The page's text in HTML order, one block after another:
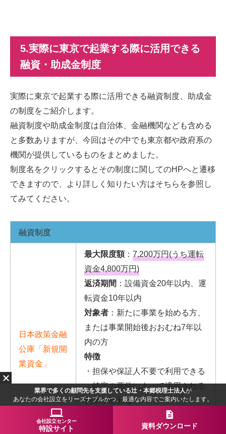
5.実際に東京で起業する際に活用できる
融資・助成金制度
実際に東京で起業する際に活用できる融資制度、助成金
の制度をご紹介します。
融資制度や助成金制度は自治体、金融機関なども含める
と多数ありますが、今回はその中でも東京都や政府系の
機関が提供しているものをまとめました。
制度名をクリックするとその制度に関してのHPへと遷移
できますので、より詳しく知りたい方はそちらを参照し
てみてください。
融資制度
日本政策金融
公庫「新規開
業資金」
最大限度額： 7,200万円(うち運転
資金4,800万円)
返済期間 ： 設備資金20年以内、運
転資金10年以内
対象者 ：新たに事業を始める方、
または事業開始後おおむね7年以
内の方
特徴
・ 担保や保証人不要で利用できる
・特定の要件によって適用される
利率が変わる
この制度がおススメな方
自己資金が不安な方、 どこで融資
業界で多くの顧問先を支援している辻・本郷税理士法人が
あなたの会社設立をリーズナブルかつ、最適な内容でご案内いたします。
会社設立センター
特設サイト 資料ダウンロード